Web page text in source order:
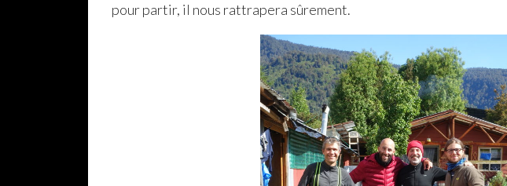
pour partir, il nous rattrapera sûrement.